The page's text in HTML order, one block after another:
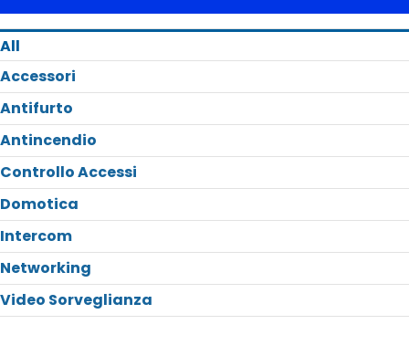
All
Accessori
Antifurto
Antincendio
Controllo Accessi
Domotica
Intercom
Networking
Video Sorveglianza